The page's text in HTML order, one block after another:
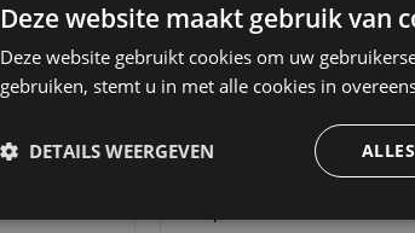
SKILLS & CAPABILITIES
HOE LEERT U UW
Deze website maakt gebruik van
Deze website gebruikt cookies om uw
gebruiken, stemt u in met alle cookies in
DETAILS WEERGEVEN